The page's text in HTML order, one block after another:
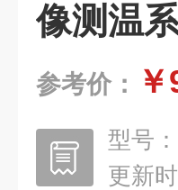
像测温
参考价：
型号：
更新时